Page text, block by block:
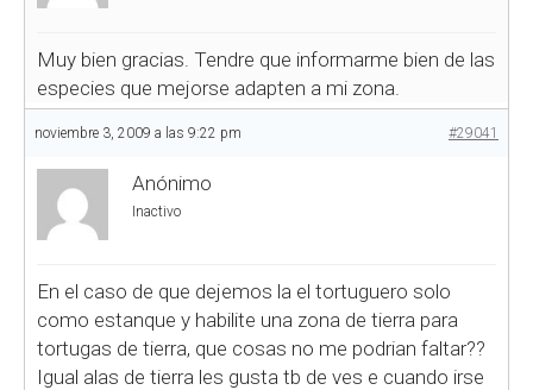
Muy bien gracias. Tendre que informarme bien de las
especies que mejorse adapten a mi zona.
noviembre 3, 2009 a las 9:22 pm #29041
Anónimo
Inactivo
En el caso de que dejemos la el tortuguero solo
como estanque y habilite una zona de tierra para
tortugas de tierra, que cosas no me podrian faltar??
Igual alas de tierra les gusta tb de ves e cuando irse